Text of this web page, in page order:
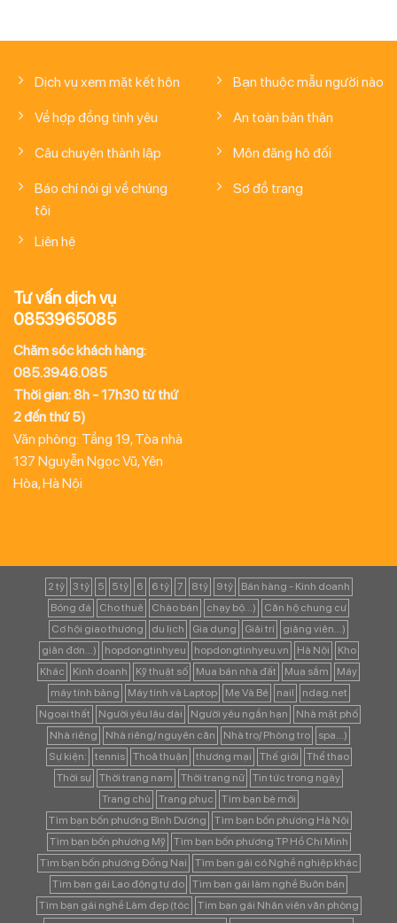
Dịch vụ xem mặt kết hôn
Về hợp đồng tình yêu
Câu chuyện thành lập
Báo chí nói gì về chúng
tôi
Liên hệ
Bạn thuộc mẫu người nào
An toàn bản thân
Môn đăng hộ đối
Sơ đồ trang
Tư vấn dịch vụ
0853965085
Chăm sóc khách hàng:
085.3946.085
Thời gian: 8h - 17h30 từ thứ
2 đến thứ 5)
Văn phòng: Tầng 19, Tòa nhà
137 Nguyễn Ngọc Vũ, Yên
Hòa, Hà Nội
2 tỷ 3 tỷ 5 5 tỷ 6 6 tỷ 7 8 tỷ 9 tỷ
Bán hàng - Kinh doanh
Bóng đá
Cho thuê Chào bán chạy bộ...)
Căn hộ chung cư
Cơ hội giao thương
du lịch Gia dụng Giải trí
giảng viên...)
giản đơn...)
hopdongtinhyeu hopdongtinhyeu.vn Hà Nội
Kho
Khác
Kinh doanh Kỹ thuật số Mua bán nhà đất Mua sắm
Máy
máy tính bảng
Máy tính và Laptop Mẹ Và Bé nail
ndag.net
Ngoại thất
Người yêu lâu dài Người yêu ngắn hạn
Nhà mặt phố
Nhà riêng
Nhà riêng/ nguyên căn Nhà trọ/ Phòng trọ
spa...)
Sự kiện:
tennis Thoả thuận thương mại Thế giới
Thể thao
Thời sự
Thời trang nam Thời trang nữ
Tin tức trong ngày
Trang chủ
Trang phục
Tìm bạn bè mới
Tìm bạn bốn phương Bình Dương
Tìm bạn bốn phương Hà Nội
Tìm bạn bốn phương Mỹ
Tìm bạn bốn phương TP Hồ Chí Minh
Tìm bạn bốn phương Đồng Nai
Tìm bạn gái có Nghề nghiệp khác
Tìm bạn gái Lao động tự do
Tìm bạn gái làm nghề Buôn bán
Tìm bạn gái nghề Làm đẹp (tóc
Tìm bạn gái Nhân viên văn phòng